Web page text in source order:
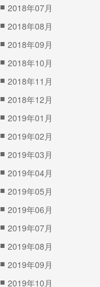
■ 2018年07月
■ 2018年08月
■ 2018年09月
■ 2018年10月
■ 2018年11月
■ 2018年12月
■ 2019年01月
■ 2019年02月
■ 2019年03月
■ 2019年04月
■ 2019年05月
■ 2019年06月
■ 2019年07月
■ 2019年08月
■ 2019年09月
■ 2019年10月